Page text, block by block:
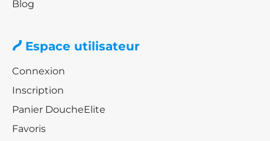
Blog
Espace utilisateur
Connexion
Inscription
Panier DoucheElite
Favoris